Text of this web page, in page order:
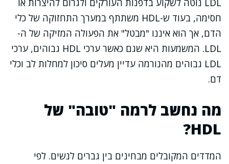
LDL נוטה לשקוע בדפנות העורקים ולגרום להיצרות או
חסימה, בעוד ש-HDL משתתף במערך התחזוקה של כלי
הדם, אך הוא איננו "מבטל" את הפעולה המזיקה של ה-
LDL. המשמעות היא שגם כאשר ערכי HDL גבוהים, ערכי
LDL גבוהים מהנורמה עדיין מעלים סיכון למחלות לב וכלי
דם.
מה נחשב לרמה "טובה" של
HDL?
המדדים המקובלים מבחינים בין גברים לנשים. לפי